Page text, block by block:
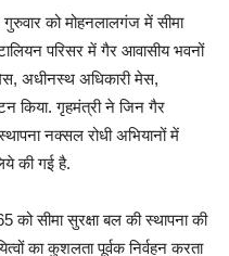
को मोहनलालगंज में सीमा
परिसर में गैर आवासीय भवनों
अधीनस्थ अधिकारी मेस,
किया. गृहमंत्री ने जिन गैर
नक्सल रोधी अभियानों में
की गई है.
को सीमा सुरक्षा बल की स्थापना की
का कुशलता पूर्वक निर्वहन करता